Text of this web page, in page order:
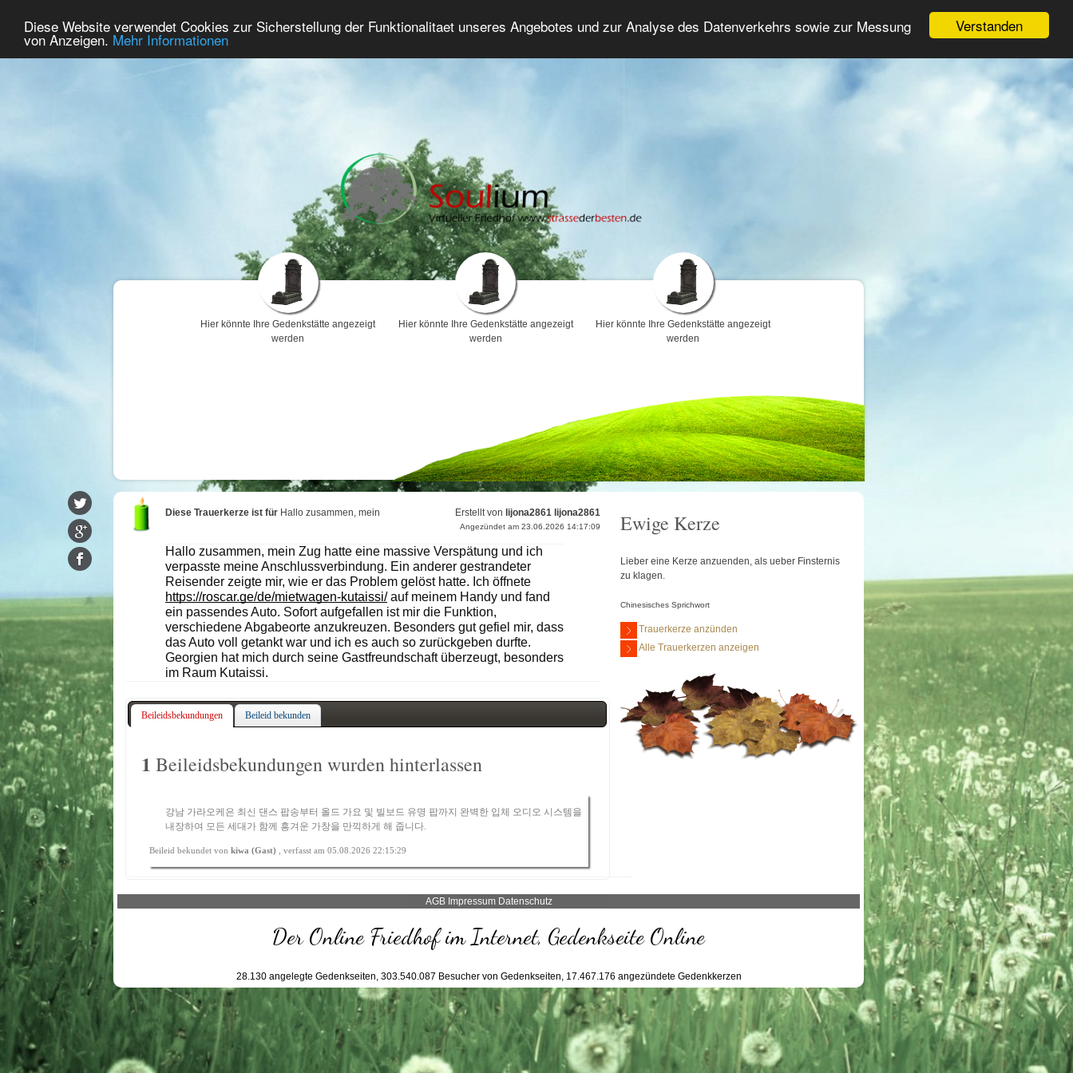
Verstanden
Diese Website verwendet Cookies zur Sicherstellung der Funktionalitaet unseres Angebotes und zur Analyse des Datenverkehrs sowie zur Messung
von Anzeigen. Mehr Informationen
Home Premium Gedenken Trauerforum Erweiterte Suche Anmelden
Hier könnte Ihre Gedenkstätte angezeigt
werden
Hier könnte Ihre Gedenkstätte angezeigt
werden
Hier könnte Ihre Gedenkstätte angezeigt
werden
Diese Trauerkerze ist für Hallo zusammen, mein Erstellt von lijona2861 lijona2861
Angezündet am 23.06.2026 14:17:09
Hallo zusammen, mein Zug hatte eine massive Verspätung und ich
verpasste meine Anschlussverbindung. Ein anderer gestrandeter
Reisender zeigte mir, wie er das Problem gelöst hatte. Ich öffnete
https://roscar.ge/de/mietwagen-kutaissi/ auf meinem Handy und fand
ein passendes Auto. Sofort aufgefallen ist mir die Funktion,
verschiedene Abgabeorte anzukreuzen. Besonders gut gefiel mir, dass
das Auto voll getankt war und ich es auch so zurückgeben durfte.
Georgien hat mich durch seine Gastfreundschaft überzeugt, besonders
im Raum Kutaissi.
Beileidsbekundungen Beileid bekunden
1 Beileidsbekundungen wurden hinterlassen
강남 가라오케 은 최신 댄스 팝송부터 올드 가요 및 빌보드 유명 팝까지 완벽한 입체 오디오 시스템을
내장하여 모든 세대가 함께 흥겨운 가창을 만끽하게 해 줍니다.
Beileid bekundet vonkiwa (Gast) , verfasst am 05.08.2026 22:15:29
Ewige Kerze
Lieber eine Kerze anzuenden, als ueber Finsternis
zu klagen.
Chinesisches Sprichwort
Trauerkerze anzünden
Alle Trauerkerzen anzeigen
AGB Impressum Datenschutz
Der Online Friedhof im Internet, Gedenkseite Online
28.130angelegte Gedenkseiten, 303.540.087 Besucher von Gedenkseiten, 17.467.176 angezündete Gedenkkerzen